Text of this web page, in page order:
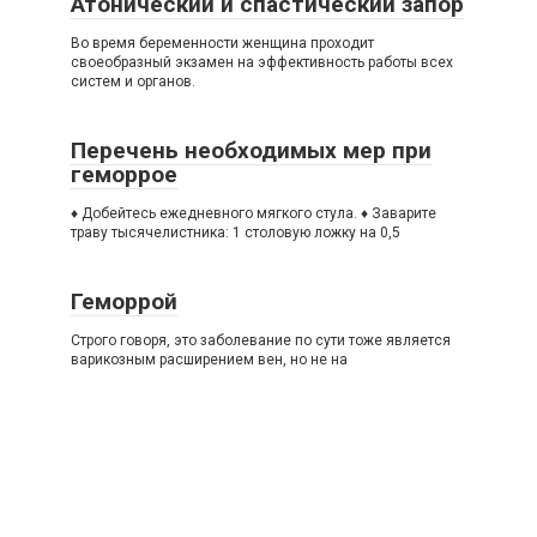
Вo время беременности женщина проходит
своеобразный экзамен на эффективность работы всех
систем и органов.
Перечень необходимых мер при
геморрое
♦ Добейтесь ежедневного мягкого стула. ♦ Заварите
траву тысячелистника: 1 столовую ложку на 0,5
Геморрой
Строго говоря, это заболевание по сути тоже является
варикозным расширением вен, но не на